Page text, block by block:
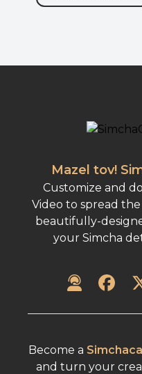
Mazel tov!
Customize and
Video to spread
beautifully-
your Simcha
Become a
and turn your